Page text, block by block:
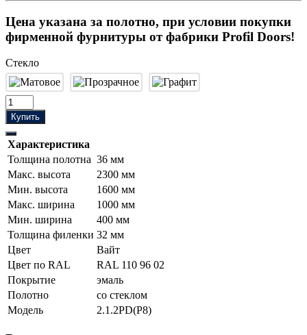
Цена указана за полотно, при условии покупки
фирменной фурнитуры от фабрики Profil Doors!
Стекло
Купить
Характеристика
Толщина полотна 36 мм
Макс. высота
2300 мм
Мин. высота
1600 мм
Макс. ширина
1000 мм
Мин. ширина
400 мм
Толщина филенки 32 мм
Цвет
Вайт
Цвет по RAL
RAL 110 96 02
Покрытие
эмаль
Полотно
со стеклом
Модель
2.1.2PD(Р8)